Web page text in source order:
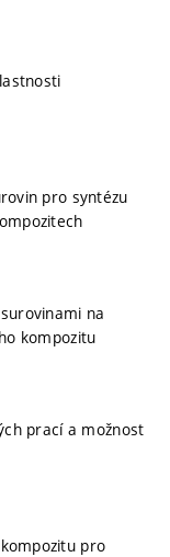
pro syntézu
na
kompozitu
prací a možnost
pro